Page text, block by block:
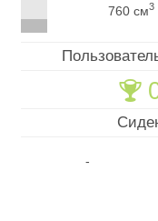
760 см3
🏆
-